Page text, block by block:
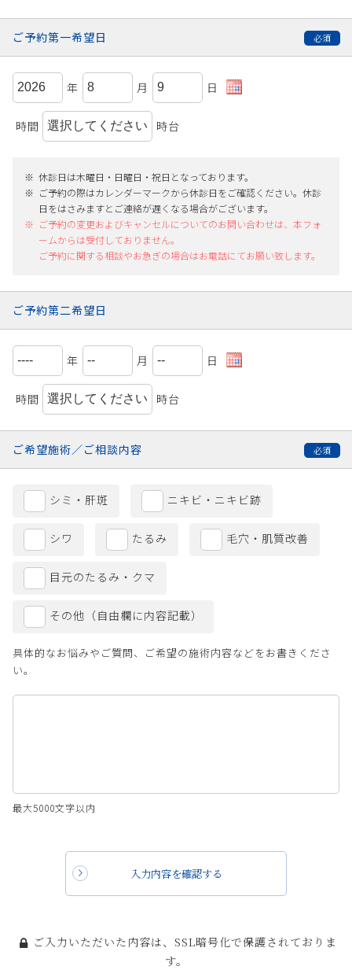
ご予約第一希望日
年 月 日
時間 時台
休診日は木曜日・日曜日・祝日となっております。
ご予約の際はカレンダーマークから休診日をご確認ください。休診
日をはさみますとご連絡が遅くなる場合がございます。
ご予約の変更およびキャンセルについてのお問い合わせは、本フォ
ームからは受付しておりません。
ご予約に関する相談やお急ぎの場合はお電話にてお願い致します。
ご予約第二希望日
年 月 日
時間 時台
ご希望施術／ご相談内容
シミ・肝斑 ニキビ・ニキビ跡
シワ たるみ 毛穴・肌質改善
目元のたるみ・クマ
その他（自由欄に内容記載）
具体的なお悩みやご質問、ご希望の施術内容などをお書きくださ
い。
最大5000文字以内
入力内容を確認する
ご入力いただいた内容は、SSL暗号化で保護されておりま
す。